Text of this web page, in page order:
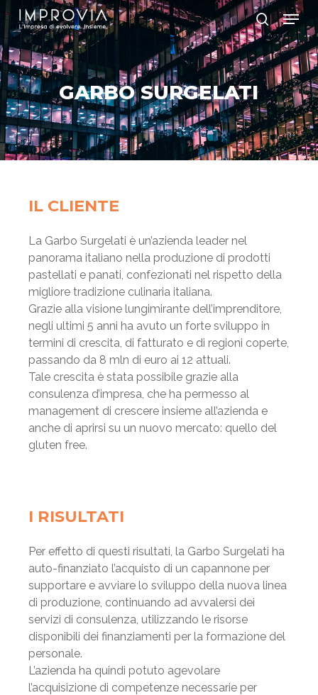
Skip
to
main
content
search
Menu
GARBO SURGELATI
IL CLIENTE
La Garbo Surgelati è un’azienda leader nel
panorama italiano nella produzione di prodotti
pastellati e panati, confezionati nel rispetto della
migliore tradizione culinaria italiana.
Grazie alla visione lungimirante dell’imprenditore,
negli ultimi 5 anni ha avuto un forte sviluppo in
termini di crescita, di fatturato e di regioni coperte,
passando da 8 mln di euro ai 12 attuali.
Tale crescita è stata possibile grazie alla
consulenza d’impresa, che ha permesso al
management di crescere insieme all’azienda e
anche di aprirsi su un nuovo mercato: quello del
gluten free.
I RISULTATI
Per effetto di questi risultati, la Garbo Surgelati ha
auto-finanziato l’acquisto di un capannone per
supportare e avviare lo sviluppo della nuova linea
di produzione, continuando ad avvalersi dei
servizi di consulenza, utilizzando le risorse
disponibili dei finanziamenti per la formazione del
personale.
L’azienda ha quindi potuto agevolare
l’acquisizione di competenze necessarie per
Close
Menu